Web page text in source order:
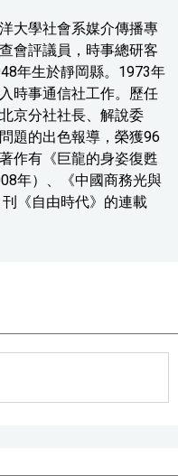
大學社會系媒介傳播專
會評議員，時事總研客
年生於靜岡縣。1973年
時事通信社工作。歷任
京分社社長、解說委
題的出色報導，榮獲96
作有《巨龍的身姿復甦
年）、《中國商務光與
《自由時代》的連載